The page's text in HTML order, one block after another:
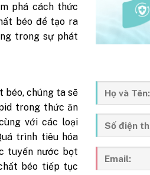
phá cách thức
béo để tạo ra
trong sự phát
béo, chúng ta sẽ
trong thức ăn
với các loại
trình tiêu hóa
tuyến nước bọt
béo tiếp tục